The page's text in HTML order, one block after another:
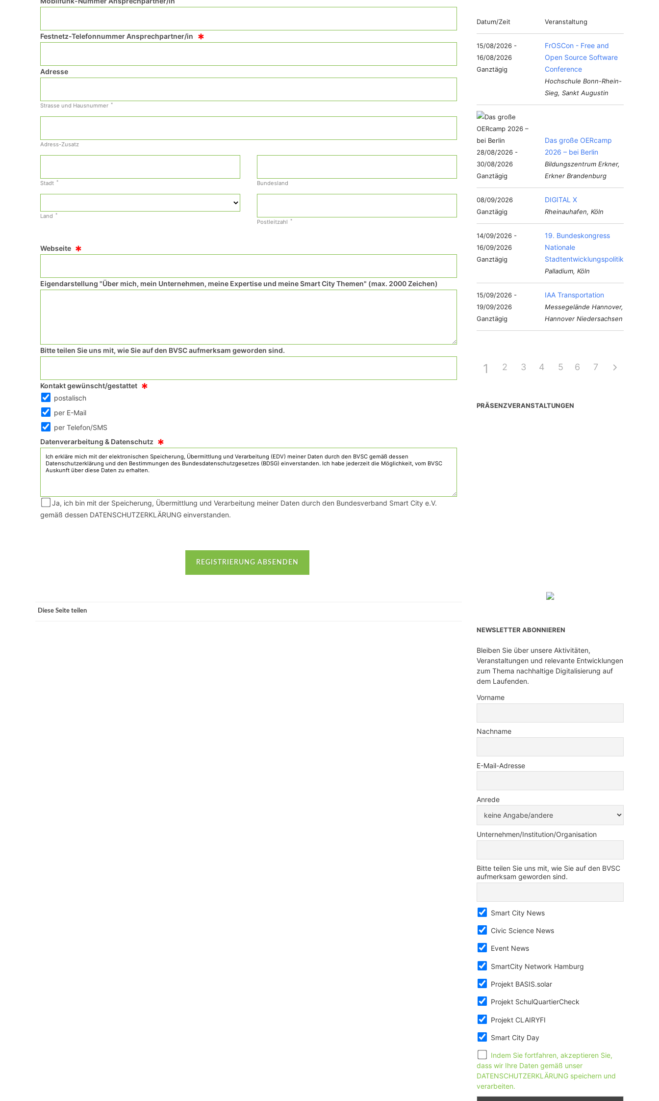
Festnetz-Telefonnummer Ansprechpartner/in*
Adresse
Strasse und Hausnummer *
Adress-Zusatz
Stadt * Bundesland
Land *
Postleitzahl *
Webseite*
Eigendarstellung "Über mich, mein Unternehmen, meine Expertise und meine Smart City Themen" (max. 2000 Zeichen)
Bitte teilen Sie uns mit, wie Sie auf den BVSC aufmerksam geworden sind.
Kontakt gewünscht/gestattet *
postalisch
per E-Mail
per Telefon/SMS
Datenverarbeitung & Datenschutz*
Ja, ich bin mit der Speicherung, Übermittlung und Verarbeitung meiner Daten durch den Bundesverband Smart City e.V.
gemäß dessen DATENSCHUTZERKLÄRUNG einverstanden.
Diese Seite teilen
Datum/Zeit Veranstaltung
15/08/2026 -
16/08/2026
Ganztägig
FrOSCon - Free and
Open Source Software
Conference
Hochschule Bonn-Rhein-
Sieg, Sankt Augustin
28/08/2026 -
30/08/2026
Ganztägig
Das große OERcamp
2026 – bei Berlin
Bildungszentrum Erkner,
Erkner Brandenburg
08/09/2026
Ganztägig
DIGITAL X
Rheinauhafen, Köln
14/09/2026 -
16/09/2026
Ganztägig
19. Bundeskongress
Nationale
Stadtentwicklungspolitik
Palladium, Köln
15/09/2026 -
19/09/2026
Ganztägig
IAA Transportation
Messegelände Hannover,
Hannover Niedersachsen
1 2 3 4 5 6 7
PRÄSENZVERANSTALTUNGEN
NEWSLETTER ABONNIEREN
Bleiben Sie über unsere Aktivitäten,
Veranstaltungen und relevante Entwicklungen
zum Thema nachhaltige Digitalisierung auf
dem Laufenden.
Vorname
Nachname
E-Mail-Adresse
Anrede
Unternehmen/Institution/Organisation
Bitte teilen Sie uns mit, wie Sie auf den BVSC
aufmerksam geworden sind.
Smart City News
Civic Science News
Event News
SmartCity Network Hamburg
Projekt BASIS.solar
Projekt SchulQuartierCheck
Projekt CLAIRYFI
Smart City Day
Indem Sie fortfahren, akzeptieren Sie,
dass wir Ihre Daten gemäß unser
DATENSCHUTZERKLÄRUNG speichern und
verarbeiten.